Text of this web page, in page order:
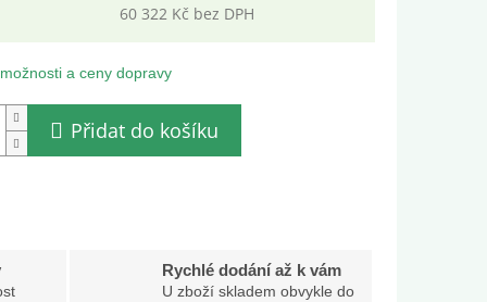
60 322 Kč bez DPH
a ceny dopravy
Přidat do košíku
Rychlé dodání až k vám
U zboží skladem obvykle do